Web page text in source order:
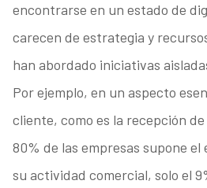
encontrarse en un estado de
carecen de estrategia y
han abordado iniciativas
Por ejemplo, en un aspecto
cliente, como es la recepción
80% de las empresas supone
su actividad comercial, solo el